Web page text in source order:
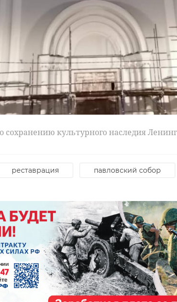
сохранению культурного наследия
реставрация павловский собор
ГУ МВД России по г.Санкт-Петербургу и
район задержание